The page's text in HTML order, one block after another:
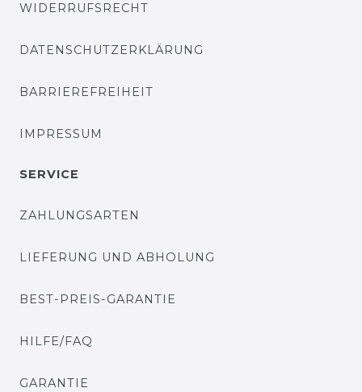
WIDERRUFSRECHT
DATENSCHUTZERKLÄRUNG
BARRIEREFREIHEIT
IMPRESSUM
SERVICE
ZAHLUNGSARTEN
LIEFERUNG UND ABHOLUNG
BEST-PREIS-GARANTIE
HILFE/FAQ
GARANTIE